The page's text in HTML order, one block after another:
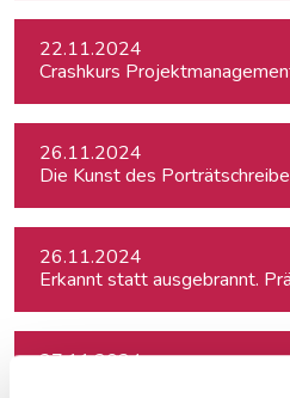
22.11.2024
Crashkurs
26.11.2024
Die Kunst des
26.11.2024
Erkannt statt ausgebrannt.
27.11.2024
Die Recherchemappe: